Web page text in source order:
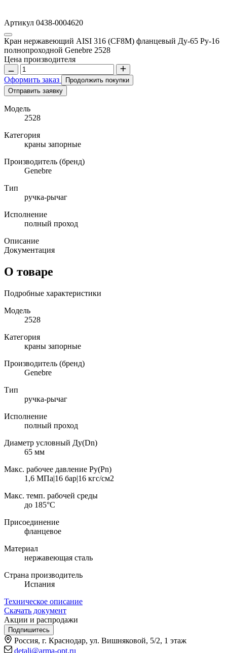
Артикул 0438-0004620
Кран нержавеющий AISI 316 (CF8M) фланцевый Ду-65 Ру-16
полнопроходной Genebre 2528
Цена производителя
Оформить заказ
Продолжить покупки
Отправить заявку
Модель
2528
Категория
краны запорные
Производитель (бренд)
Genebre
Тип
ручка-рычаг
Исполнение
полный проход
Описание
Документация
О товаре
Подробные характеристики
Модель
2528
Категория
краны запорные
Производитель (бренд)
Genebre
Тип
ручка-рычаг
Исполнение
полный проход
Диаметр условный Ду(Dn)
65 мм
Макс. рабочее давление Ру(Pn)
1,6 МПа|16 бар|16 кгс/см2
Макс. темп. рабочей среды
до 185°С
Присоединение
фланцевое
Материал
нержавеющая сталь
Страна производитель
Испания
Техническое описание
Скачать документ
Акции и распродажи
Подпишитесь
Россия, г. Краснодар, ул. Вишняковой, 5/2, 1 этаж
detali@arma-opt.ru